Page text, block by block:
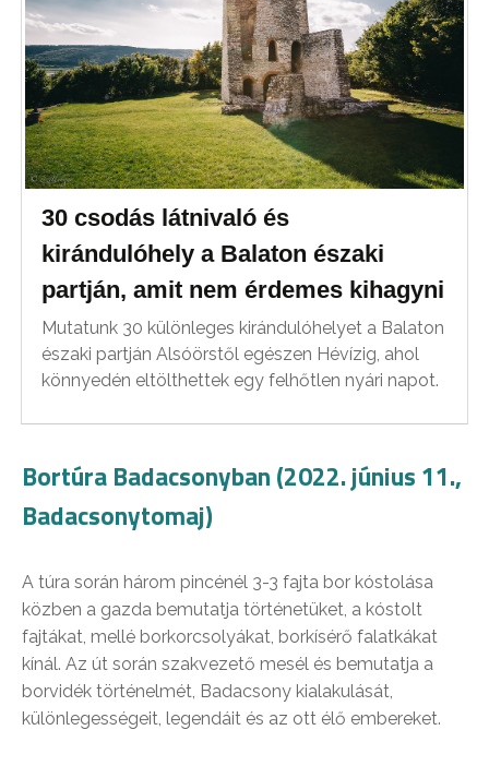
30 csodás látnivaló és
kirándulóhely a Balaton északi
partján, amit nem érdemes kihagyni
Mutatunk 30 különleges kirándulóhelyet a Balaton
északi partján Alsóörstől egészen Hévízig, ahol
könnyedén eltölthettek egy felhőtlen nyári napot.
Bortúra Badacsonyban (2022. június 11.,
Badacsonytomaj)
A túra során három pincénél 3-3 fajta bor kóstolása
közben a gazda bemutatja történetüket, a kóstolt
fajtákat, mellé borkorcsolyákat, borkísérő falatkákat
kínál. Az út során szakvezető mesél és bemutatja a
borvidék történelmét, Badacsony kialakulását,
különlegességeit, legendáit és az ott élő embereket.